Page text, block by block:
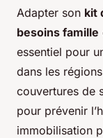
Adapter son kit
besoins famille
essentiel pour
dans les
couvertures de
pour prévenir
immobilisation